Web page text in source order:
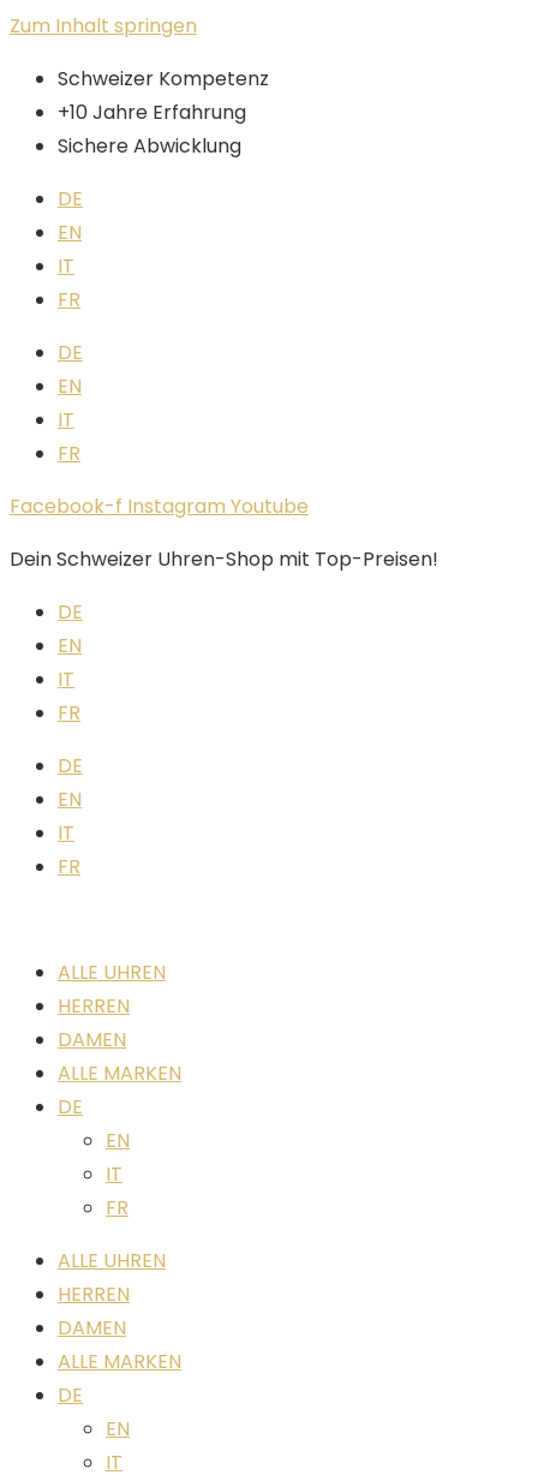
Zum Inhalt springen
Schweizer Kompetenz
+10 Jahre Erfahrung
Sichere Abwicklung
DE
EN
IT
FR
DE
EN
IT
FR
Facebook-f Instagram Youtube
Dein Schweizer Uhren-Shop mit Top-Preisen!
DE
EN
IT
FR
DE
EN
IT
FR
ALLE UHREN
HERREN
DAMEN
ALLE MARKEN
DE
EN
IT
FR
ALLE UHREN
HERREN
DAMEN
ALLE MARKEN
DE
EN
IT